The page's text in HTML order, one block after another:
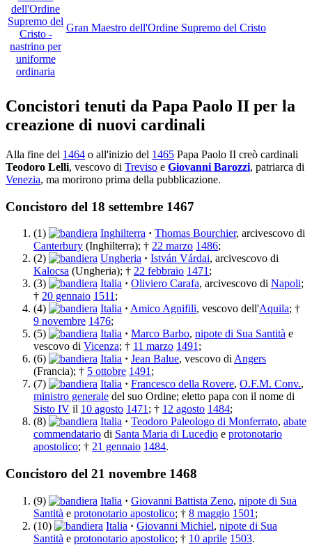
Gran Maestro dell'Ordine Supremo del Cristo
Concistori tenuti da Papa Paolo II per la
creazione di nuovi cardinali
Alla fine del 1464 o all'inizio del 1465 Papa Paolo II creò cardinali
Teodoro Lelli, vescovo di Treviso e Giovanni Barozzi, patriarca di
Venezia, ma morirono prima della pubblicazione.
Concistoro del 18 settembre 1467
(1) Inghilterra · Thomas Bourchier, arcivescovo di
Canterbury (Inghilterra); † 22 marzo 1486;
(2)
Ungheria · István Várdai, arcivescovo di
Kalocsa (Ungheria); † 22 febbraio 1471;
(3)
Italia · Oliviero Carafa, arcivescovo di Napoli;
† 20 gennaio 1511;
(4)
Italia · Amico Agnifili, vescovo dell'Aquila; †
9 novembre 1476;
(5)
Italia · Marco Barbo, nipote di Sua Santità e
vescovo di Vicenza; † 11 marzo 1491;
(6)
Italia · Jean Balue, vescovo diAngers
(Francia); † 5 ottobre 1491;
(7)
Italia · Francesco della Rovere, O.F.M. Conv.,
ministro generale del suo Ordine; eletto papa con il nome di
Sisto IV il 10 agosto 1471; † 12 agosto 1484;
(8)
Italia · Teodoro Paleologo di Monferrato, abate
commendatario di Santa Maria di Lucedio e protonotario
apostolico; † 21 gennaio 1484.
Concistoro del 21 novembre 1468
(9) Italia · Giovanni Battista Zeno, nipote di Sua
Santità e protonotario apostolico; † 8 maggio 1501 ;
(10)
Italia · Giovanni Michiel, nipote di Sua
Santità e protonotario apostolico; † 10 aprile 1503.